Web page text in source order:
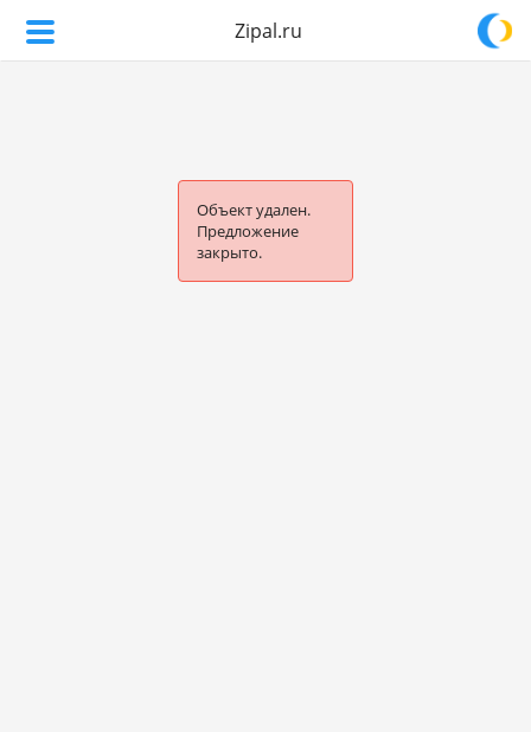
Zipal.ru
Объект удален.
Предложение
закрыто.